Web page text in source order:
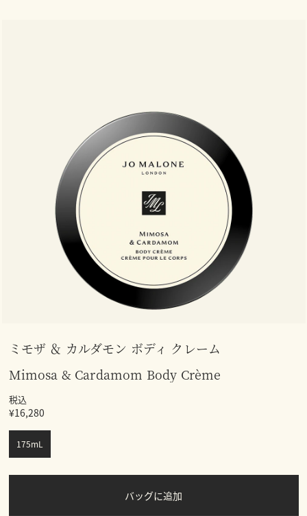
ミモザ ＆ カルダモン ボディ クレーム
Mimosa & Cardamom Body Crème
税込
¥16,280
175mL
バッグに追加